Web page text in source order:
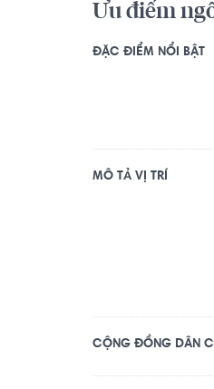
Ưu điểm
ĐẶC ĐIỂM NỔI BẬT
MÔ TẢ VỊ TRÍ
CỘNG ĐỒNG DÂN